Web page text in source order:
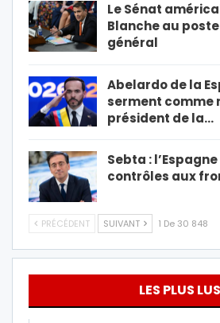
Le Sénat
Blanche au
général
Abelardo de la
serment comme
président de la…
Sebta :
contrôles aux
PRÉCÉDENT SUIVANT 1 De 30 848
LES PLUS LUS